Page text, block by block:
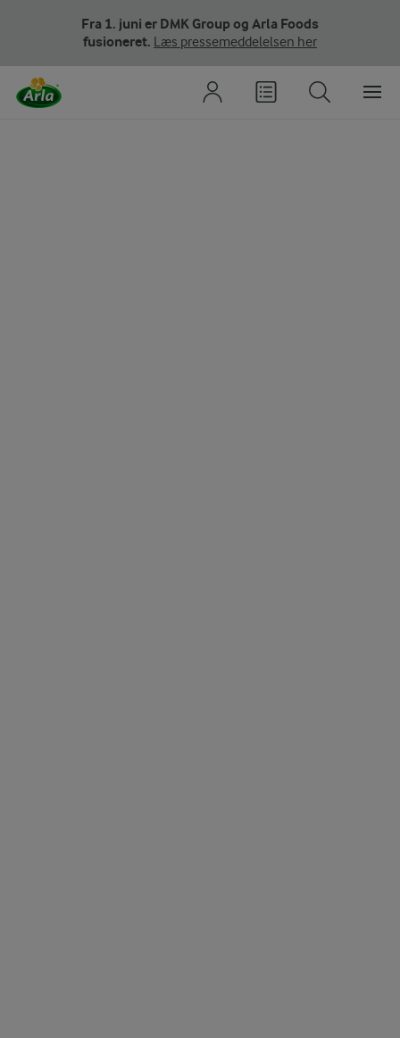
Fra 1. juni er DMK Group og Arla Foods
fusioneret. Læs pressemeddelelsen her